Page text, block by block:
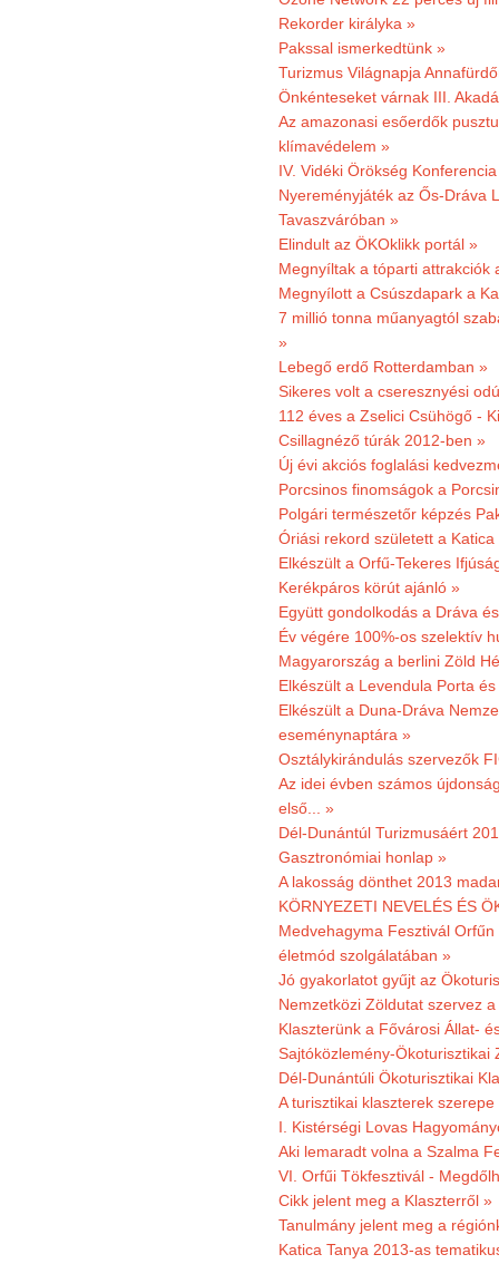
Rekorder királyka »
Pakssal ismerkedtünk »
Turizmus Világnapja
Önkénteseket várnak III.
Az amazonasi esőerdők
klímavédelem »
IV. Vidéki Örökség
Nyereményjáték az Ős-Dráva
Tavaszváróban »
Elindult az ÖKOklikk portál »
Megnyíltak a tóparti attrakciók
Megnyílott a Csúszdapark a
7 millió tonna műanyagtól
»
Lebegő erdő Rotterdamban »
Sikeres volt a cseresznyési
112 éves a Zselici Csühögő -
Csillagnéző túrák 2012-ben »
Új évi akciós foglalási
Porcsinos finomságok a
Polgári természetőr képzés
Óriási rekord született a Katica
Elkészült a Orfű-Tekeres
Kerékpáros körút ajánló »
Együtt gondolkodás a Dráva
Év végére 100%-os szelektív
Magyarország a berlini Zöld
Elkészült a Levendula Porta
Elkészült a Duna-Dráva
eseménynaptára »
Osztálykirándulás szervezők
Az idei évben számos
első... »
Dél-Dunántúl Turizmusáért
Gasztronómiai honlap »
A lakosság dönthet 2013
KÖRNYEZETI NEVELÉS ÉS
Medvehagyma Fesztivál
életmód szolgálatában »
Jó gyakorlatot gyűjt az
Nemzetközi Zöldutat szervez
Klaszterünk a Fővárosi Állat-
Sajtóközlemény-Ökoturisztikai
Dél-Dunántúli Ökoturisztikai
A turisztikai klaszterek
I. Kistérségi Lovas
Aki lemaradt volna a Szalma
VI. Orfűi Tökfesztivál -
Cikk jelent meg a Klaszterről »
Tanulmány jelent meg a
Katica Tanya 2013-as